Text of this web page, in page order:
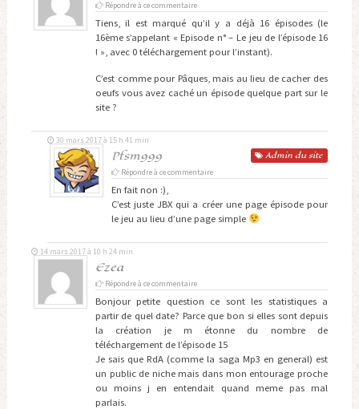
Répondre à ce commentaire
Tiens, il est marqué qu’il y a déjà 16 épisodes (le
16ème s’appelant « Episode n° – Le jeu de l’épisode 16
! », avec 0 téléchargement pour l’instant).
C’est comme pour Pâques, mais au lieu de cacher des
oeufs vous avez caché un épisode quelque part sur le
site ?
Pfsm999 Admin du site
30 mars 2017 à 15 h 41 min
Répondre à ce commentaire
En fait non :),
C’est juste JBX qui a créer une page épisode pour
le jeu au lieu d’une page simple
Ezea
14 mars 2017 à 10 h 24 min
Répondre à ce commentaire
Bonjour petite question ce sont les statistiques a
partir de quel date? Parce que bon si elles sont depuis
la création je m étonne du nombre de
téléchargement de l’épisode 15
Je sais que RdA (comme la saga Mp3 en general) est
un public de niche mais dans mon entourage proche
ou moins j en entendait quand meme pas mal
parlais.